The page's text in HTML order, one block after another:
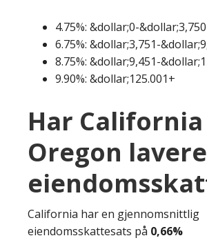
4.75%: &dollar;0-&dollar;3,750
6.75%: &dollar;3,751-
8.75%: &dollar;9,451-
9.90%: &dollar;125.001+
Har
Oregon lavere
California har en gjennomsnittlig
eiendomsskattesats på 0,66%